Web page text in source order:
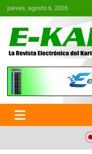
Saltar
al
jueves, agosto 6, 2026
E-
Electrónica
Argentina